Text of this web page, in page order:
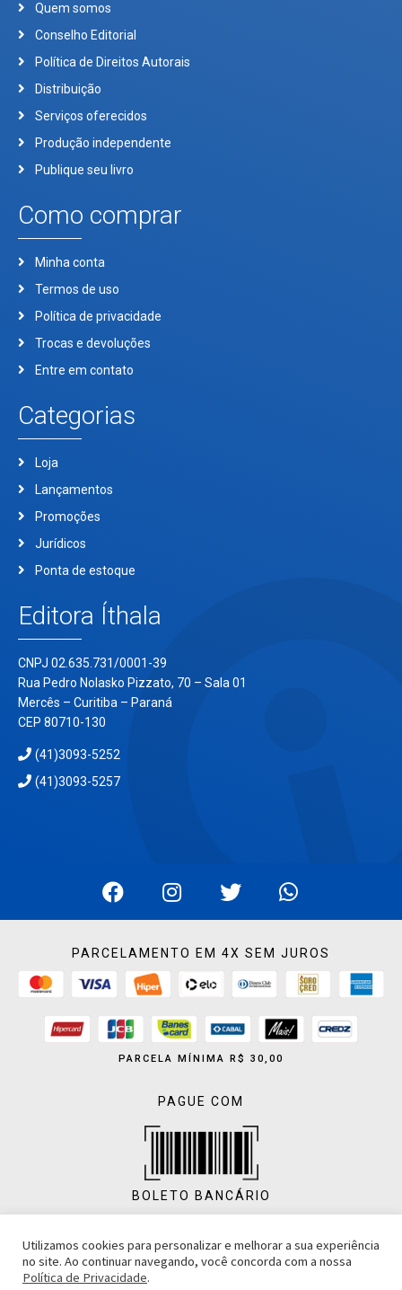
Quem somos
Conselho Editorial
Política de Direitos Autorais
Distribuição
Serviços oferecidos
Produção independente
Publique seu livro
Como comprar
Minha conta
Termos de uso
Política de privacidade
Trocas e devoluções
Entre em contato
Categorias
Loja
Lançamentos
Promoções
Jurídicos
Ponta de estoque
Editora Íthala
CNPJ 02.635.731/0001-39
Rua Pedro Nolasko Pizzato, 70 – Sala 01
Mercês – Curitiba – Paraná
CEP 80710-130
(41)3093-5252
(41)3093-5257
PARCELAMENTO EM 4X SEM JUROS
PARCELA MÍNIMA R$ 30,00
PAGUE COM
BOLETO BANCÁRIO
Utilizamos cookies para personalizar e melhorar a sua experiência
no site. Ao continuar navegando, você concorda com a nossa
Política de Privacidade.